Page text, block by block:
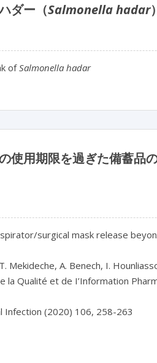
ダー（Salmonella hadar
ofSalmonella hadar
使用期限を過ぎた備蓄品
surgical mask release
la Qualité et de I’Information
Infection (2020) 106, 258-263